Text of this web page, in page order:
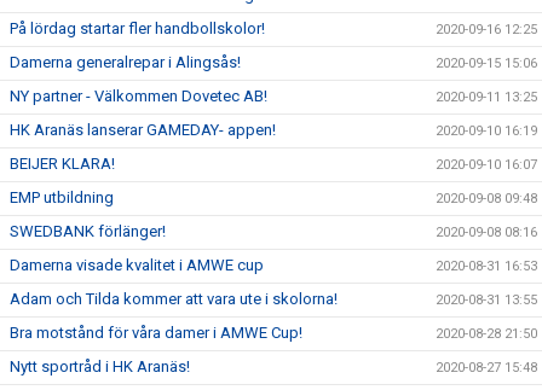
På lördag startar fler handbollskolor! 2020-09-16 12:25
Damerna generalrepar i Alingsås! 2020-09-15 15:06
NY partner - Välkommen Dovetec AB! 2020-09-11 13:25
HK Aranäs lanserar GAMEDAY- appen! 2020-09-10 16:19
BEIJER KLARA! 2020-09-10 16:07
EMP utbildning 2020-09-08 09:48
SWEDBANK förlänger! 2020-09-08 08:16
Damerna visade kvalitet i AMWE cup 2020-08-31 16:53
Adam och Tilda kommer att vara ute i skolorna! 2020-08-31 13:55
Bra motstånd för våra damer i AMWE Cup! 2020-08-28 21:50
Nytt sportråd i HK Aranäs! 2020-08-27 15:48